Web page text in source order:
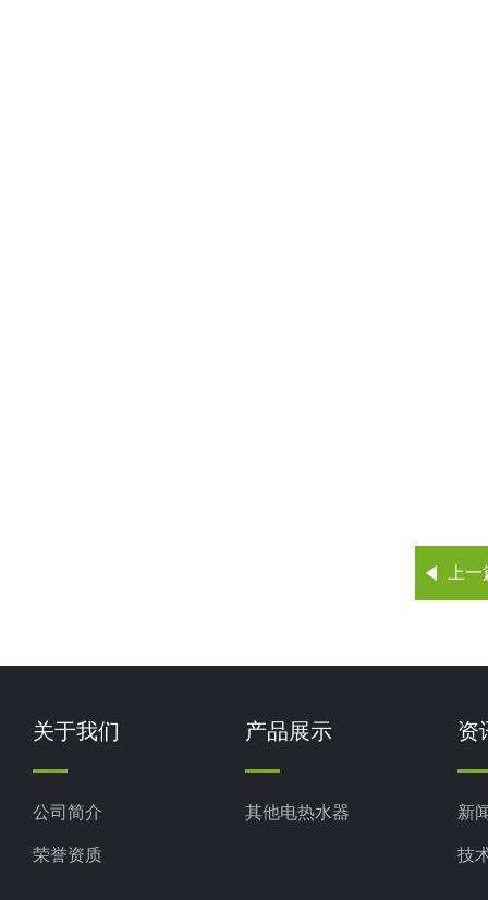
上
关于我们
公司简介
荣誉资质
产品展示
其他电热水器
资
新
技